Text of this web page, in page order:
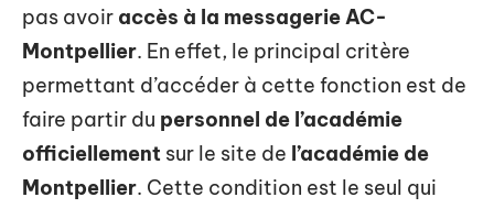
pas avoir accès à la messagerie AC-
Montpellier. En effet, le principal critère
permettant d’accéder à cette fonction est de
faire partir du personnel de l’académie
officiellement sur le site de l’académie de
Montpellier. Cette condition est le seul qui